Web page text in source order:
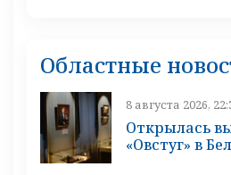
Областные
8 августа 2026,
Открылась
«Овстуг» в